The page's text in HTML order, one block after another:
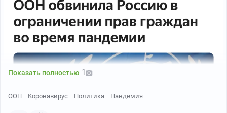
Показать полностью 1
ООН Коронавирус Политика Пандемия